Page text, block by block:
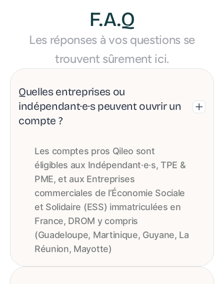
F.A.Q
Les réponses à vos questions se
trouvent sûrement ici.
Quelles entreprises ou
indépendant·e·s peuvent ouvrir un
compte ?
Les comptes pros Qileo sont
éligibles aux Indépendant·e·s, TPE &
PME, et aux Entreprises
commerciales de l’Économie Sociale
et Solidaire (ESS) immatriculées en
France, DROM y compris
(Guadeloupe, Martinique, Guyane, La
Réunion, Mayotte)